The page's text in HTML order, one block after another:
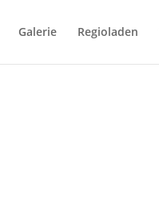
Galerie Regioladen